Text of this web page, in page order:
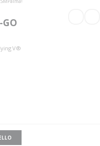
V®